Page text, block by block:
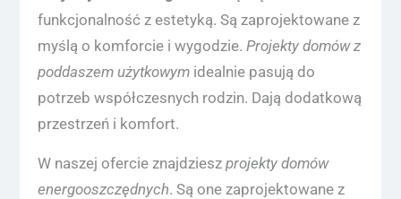
funkcjonalność z estetyką. Są zaprojektowane z
myślą o komforcie i wygodzie. Projekty domów z
poddaszem użytkowymidealnie pasują do
potrzeb współczesnych rodzin. Dają dodatkową
przestrzeń i komfort.
W naszej ofercie znajdziesz projekty domów
energooszczędnych. Są one zaprojektowane z